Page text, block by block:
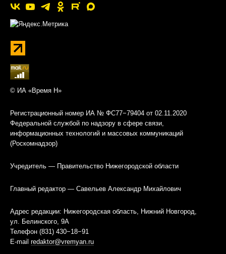
© ИА «Время Н»
Регистрационный номер ИА № ФС77−79404 от 02.11.2020
Федеральной службой по надзору в сфере связи,
информационных технологий и массовых коммуникаций
(Роскомнадзор)
Учредитель — Правительство Нижегородской области
Главный редактор — Савельев Александр Михайлович
Адрес редакции: Нижегородская область, Нижний Новгород,
ул. Белинского, 9А
Телефон (831) 430−18−91
E-mail redaktor@vremyan.ru